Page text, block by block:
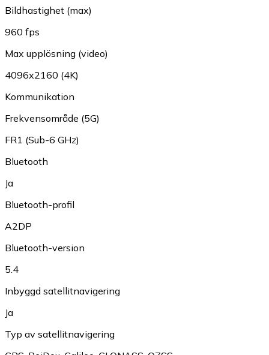
Bildhastighet (max)
960 fps
Max upplösning (video)
4096x2160 (4K)
Kommunikation
Frekvensområde (5G)
FR1 (Sub-6 GHz)
Bluetooth
Ja
Bluetooth-profil
A2DP
Bluetooth-version
5.4
Inbyggd satellitnavigering
Ja
Typ av satellitnavigering